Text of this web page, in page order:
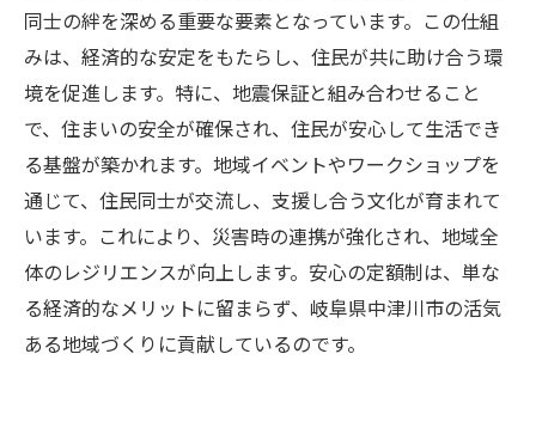
同士の絆を深める重要な要素となっています。この仕組
みは、経済的な安定をもたらし、住民が共に助け合う環
境を促進します。特に、地震保証と組み合わせること
で、住まいの安全が確保され、住民が安心して生活でき
る基盤が築かれます。地域イベントやワークショップを
通じて、住民同士が交流し、支援し合う文化が育まれて
います。これにより、災害時の連携が強化され、地域全
体のレジリエンスが向上します。安心の定額制は、単な
る経済的なメリットに留まらず、岐阜県中津川市の活気
ある地域づくりに貢献しているのです。